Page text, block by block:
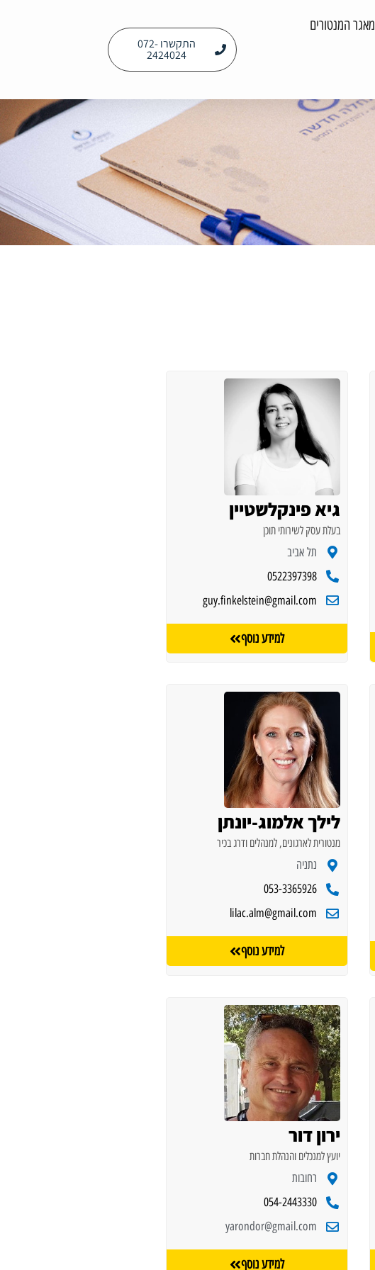
מאגר המנטורים
התקשרו 072-
2424024
גיא פינקלשטיין
בעלת עסק לשירותי תוכן
תל אביב
0522397398
guy.finkelstein@gmail.com
למידע נוסף
לילך אלמוג-יונתן
מנטורית לארגונים, למנהלים ודרג בכיר
נתניה
053-3365926
lilac.alm@gmail.com
למידע נוסף
ירון דור
יועץ למנכלים והנהלת חברות
רחובות
054-2443330
yarondor@gmail.com
למידע נוסף